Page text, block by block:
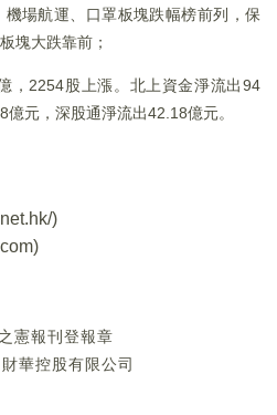
場航運、口罩板塊跌幅榜前列，保
塊大跌靠前；
，2254股上漲。北上資金淨流出94
元，深股通淨流出42.18億元。
)
)
憲報刊登報章
華控股有限公司